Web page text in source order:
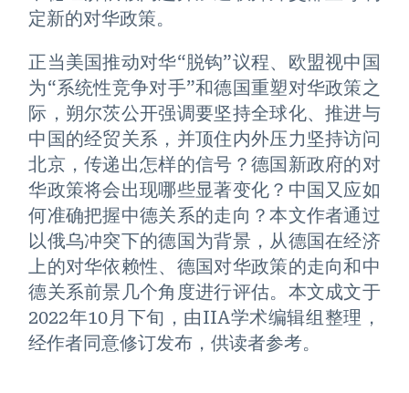
定新的对华政策。
正当美国推动对华“脱钩”议程、欧盟视中国
为“系统性竞争对手”和德国重塑对华政策之
际，朔尔茨公开强调要坚持全球化、推进与
中国的经贸关系，并顶住内外压力坚持访问
北京，传递出怎样的信号？德国新政府的对
华政策将会出现哪些显著变化？中国又应如
何准确把握中德关系的走向？本文作者通过
以俄乌冲突下的德国为背景，从德国在经济
上的对华依赖性、德国对华政策的走向和中
德关系前景几个角度进行评估。本文成文于
2022年10月下旬，由IIA学术编辑组整理，
经作者同意修订发布，供读者参考。